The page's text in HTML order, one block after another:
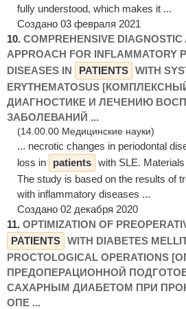
fully understood, which makes it ...
Создано 03 февраля 2021
10. COMPREHENSIVE DIAGNOSTIC
APPROACH FOR INFLAMMATORY
DISEASES IN
PATIENTS WITH
ERYTHEMATOSUS
ДИАГНОСТИКЕ И ЛЕЧЕНИЮ
ЗАБОЛЕВАНИЙ ...
(14.00.00 Медицинские науки)
... necrotic changes in periodontal
loss in
patients with SLE.
The study is based on the results of
with inflammatory diseases ...
Создано 02 декабря 2020
11. OPTIMIZATION OF
PATIENTS WITH DIABETES
PROCTOLOGICAL OPERATIONS
ПРЕДОПЕРАЦИОННОЙ
САХАРНЫМ ДИАБЕТОМ ПРИ
ОПЕ ...